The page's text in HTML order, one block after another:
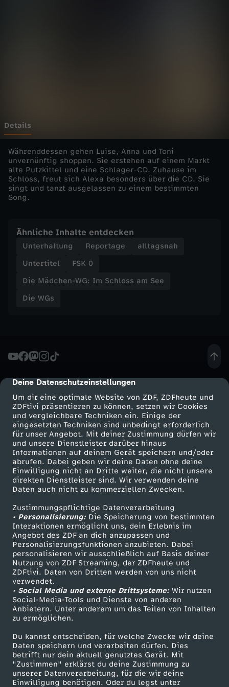
cmp-dialog-description
Deine Datenschutzeinstellungen
Um dir eine optimale Website von ZDF, ZDFheute und
ZDFtivi präsentieren zu können, setzen wir Cookies
und vergleichbare Techniken ein. Einige der
eingesetzten Techniken sind unbedingt erforderlich
für unser Angebot. Mit deiner Zustimmung dürfen wir
und unsere Dienstleister darüber hinaus
Informationen auf deinem Gerät speichern und/oder
abrufen. Dabei geben wir deine Daten ohne deine
Einwilligung nicht an Dritte weiter, die nicht unsere
direkten Dienstleister sind. Wir verwenden deine
Daten auch nicht zu kommerziellen Zwecken.
Zustimmungspflichtige Datenverarbeitung
• Personalisierung:Die Speicherung von bestimmten
Interaktionen ermöglicht uns, dein Erlebnis im
Angebot des ZDF an dich anzupassen und
Personalisierungsfunktionen anzubieten. Dabei
personalisieren wir ausschließlich auf Basis deiner
Nutzung von ZDF Streaming, der ZDFheute und
ZDFtivi. Daten von Dritten werden von uns nicht
verwendet.
• Social Media und externe Drittsysteme:Wir nutzen
Social-Media-Tools und Dienste von anderen
Anbietern. Unter anderem um das Teilen von Inhalten
zu ermöglichen.
Du kannst entscheiden, für welche Zwecke wir deine
Daten speichern und verarbeiten dürfen. Dies
betrifft nur dein aktuell genutztes Gerät. Mit
"Zustimmen" erklärst du deine Zustimmung zu
unserer Datenverarbeitung, für die wir deine
Einwilligung benötigen. Oder du legst unter
G
:
I
m
S
c
h
l
s
s
a
m
S
e
e
-
M
i
t
P
i
n
Details
Währenddessen gehen Luise, Anna und Toni
unvernünftig shoppen. Sie erstehen auf einem Markt
alte Putzkittel und eine Schlager-CD. Zuhause im
Schloss, freut sich Alexa besonders über die CD. Sie
singt und tanzt ausgelassen zu einem bestimmten
Song.
Ähnliche Inhalte entdecken
Unterhaltung Reportage
alltagsnah
Untertitel
FSK 0
Die Mädchen-WG: Im Schloss am See
Die WGs
Mehr ZDF
ZDF-Apps
Smart TV
ZDFtext
Livestreams
Sendungen A-Z
TV-Programm
Service
ZDFmitreden
Kontakt zum ZDF
Tickets
Zuschauerservice
Hilfe
ZDF Unternehmen
Karriere
ZDF goes Schule
Werbefernsehen
Mainzelmännchen